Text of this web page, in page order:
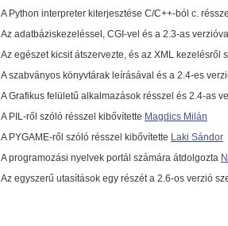
A Python interpreter kiterjesztése C/C++-ból c.
Az adatbáziskezeléssel, CGI-vel és a 2.3-as
Az egészet kicsit átszervezte, és az XML kezelésről
A szabványos könyvtárak leírásával és a 2.4-es
A Grafikus felületű alkalmazások résszel és 2.4-as
A PIL-ről szóló résszel kibővítette Magdics Milán
A PYGAME-ről szóló résszel kibővítette Laki Sándor
A programozási nyelvek portál számára átdolgozta
Az egyszerű utasítások egy részét a 2.6-os verzió